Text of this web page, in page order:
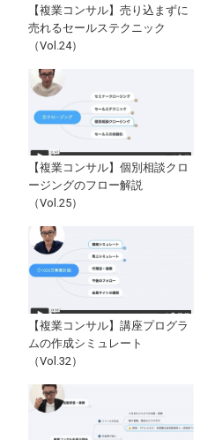
【複業コンサル】売り込まずに
売れるセールステクニック
（Vol.24）
【複業コンサル】個別相談クロ
ージングのフロー解説
（Vol.25）
【複業コンサル】講座プログラ
ムの作成シミュレート
（Vol.32）